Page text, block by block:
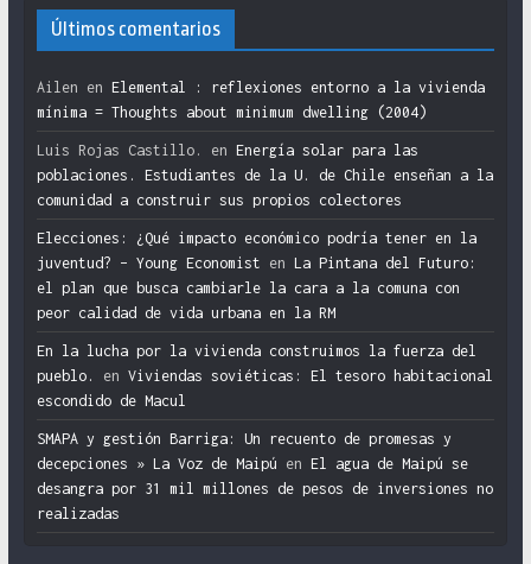
Últimos comentarios
Ailen en Elemental : reflexiones entorno a la vivienda
mínima = Thoughts about minimum dwelling (2004)
Luis Rojas Castillo. en Energía solar para las
poblaciones. Estudiantes de la U. de Chile enseñan a la
comunidad a construir sus propios colectores
Elecciones: ¿Qué impacto económico podría tener en la
juventud? – Young Economist en La Pintana del Futuro:
el plan que busca cambiarle la cara a la comuna con
peor calidad de vida urbana en la RM
En la lucha por la vivienda construimos la fuerza del
pueblo.
en Viviendas soviéticas: El tesoro habitacional
escondido de Macul
SMAPA y gestión Barriga: Un recuento de promesas y
decepciones » La Voz de Maipú en El agua de Maipú se
desangra por 31 mil millones de pesos de inversiones no
realizadas